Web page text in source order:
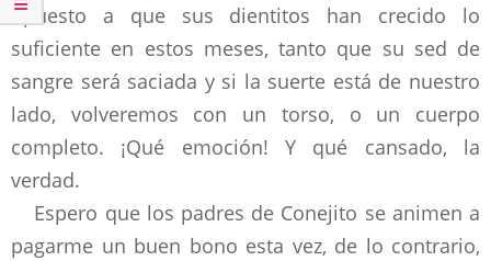
Apuesto a que sus dientitos han crecido lo
suficiente en estos meses, tanto que su sed de
sangre será saciada y si la suerte está de nuestro
lado, volveremos con un torso, o un cuerpo
completo. ¡Qué emoción! Y qué cansado, la
verdad.
Espero que los padres de Conejito se animen a
pagarme un buen bono esta vez, de lo contrario,